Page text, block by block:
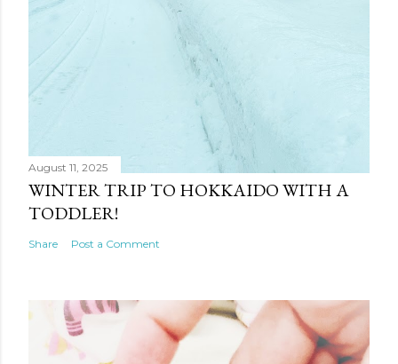
August 11, 2025
WINTER TRIP TO HOKKAIDO WITH A
TODDLER!
Share Post a Comment